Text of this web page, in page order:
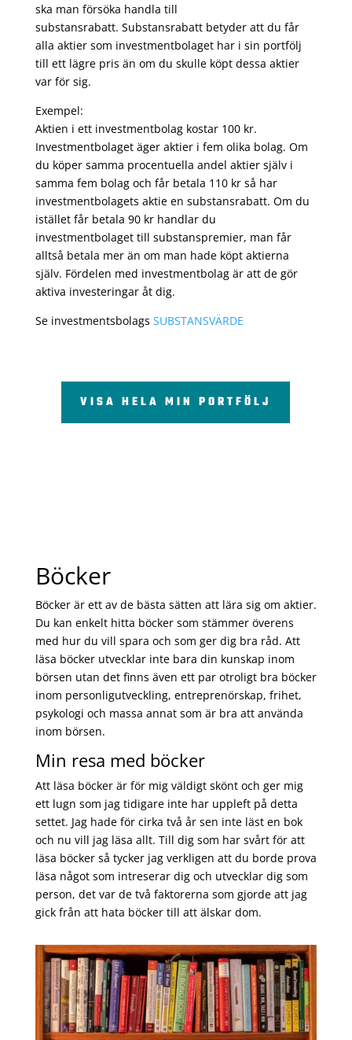
ska man försöka handla till
substansrabatt. Substansrabatt betyder att du får
alla aktier som investmentbolaget har i sin portfölj
till ett lägre pris än om du skulle köpt dessa aktier
var för sig.
Exempel:
Aktien i ett investmentbolag kostar 100 kr.
Investmentbolaget äger aktier i fem olika bolag. Om
du köper samma procentuella andel aktier själv i
samma fem bolag och får betala 110 kr så har
investmentbolagets aktie en substansrabatt. Om du
istället får betala 90 kr handlar du
investmentbolaget till substanspremier, man får
alltså betala mer än om man hade köpt aktierna
själv. Fördelen med investmentbolag är att de gör
aktiva investeringar åt dig.
Se investmentsbolags SUBSTANSVÄRDE
VISA HELA MIN PORTFÖLJ
Böcker
Böcker är ett av de bästa sätten att lära sig om aktier.
Du kan enkelt hitta böcker som stämmer överens
med hur du vill spara och som ger dig bra råd. Att
läsa böcker utvecklar inte bara din kunskap inom
börsen utan det finns även ett par otroligt bra böcker
inom personligutveckling, entreprenörskap, frihet,
psykologi och massa annat som är bra att använda
inom börsen.
Min resa med böcker
Att läsa böcker är för mig väldigt skönt och ger mig
ett lugn som jag tidigare inte har uppleft på detta
settet. Jag hade för cirka två år sen inte läst en bok
och nu vill jag läsa allt. Till dig som har svårt för att
läsa böcker så tycker jag verkligen att du borde prova
läsa något som intreserar dig och utvecklar dig som
person, det var de två faktorerna som gjorde att jag
gick från att hata böcker till att älskar dom.